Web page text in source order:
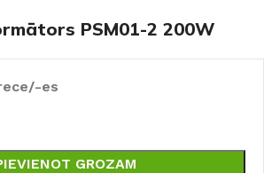
PSM01-2 200W
es
GROZAM